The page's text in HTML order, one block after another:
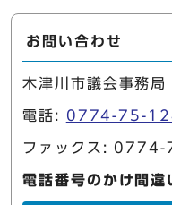
お問い合わせ
木津川市議会事務局
電話: 0774-75-
ファックス:
電話番号のかけ間違